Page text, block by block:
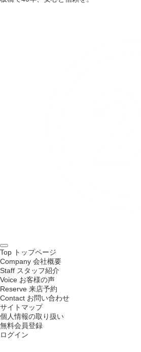
Top トップページ
Company 会社概要
Staff スタッフ紹介
Voice お客様の声
Reserve 来店予約
Contact お問い合わせ
サイトマップ
個人情報の取り扱い
無料会員登録
ログイン